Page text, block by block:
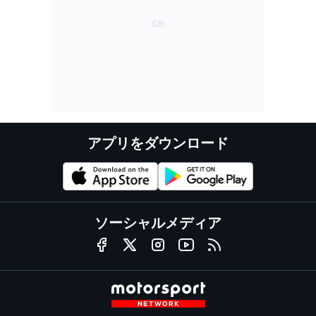
アプリをダウンロード
ソーシャルメディア